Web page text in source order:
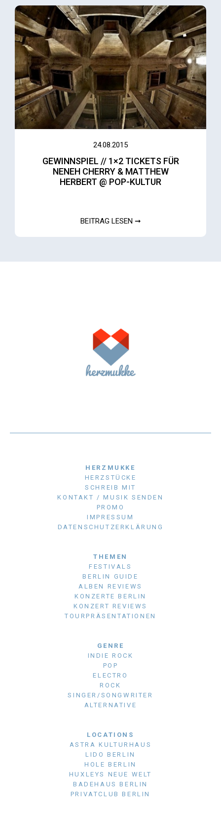
24.08.2015
GEWINNSPIEL // 1×2 TICKETS FÜR
NENEH CHERRY & MATTHEW
HERBERT @ POP-KULTUR
BEITRAG LESEN ➞
HERZMUKKE
HERZSTÜCKE
SCHREIB MIT
KONTAKT / MUSIK SENDEN
PROMO
IMPRESSUM
DATENSCHUTZERKLÄRUNG
THEMEN
FESTIVALS
BERLIN GUIDE
ALBEN REVIEWS
KONZERTE BERLIN
KONZERT REVIEWS
TOURPRÄSENTATIONEN
GENRE
INDIE ROCK
POP
ELECTRO
ROCK
SINGER/SONGWRITER
ALTERNATIVE
LOCATIONS
ASTRA KULTURHAUS
LIDO BERLIN
HOLE BERLIN
HUXLEYS NEUE WELT
BADEHAUS BERLIN
PRIVATCLUB BERLIN